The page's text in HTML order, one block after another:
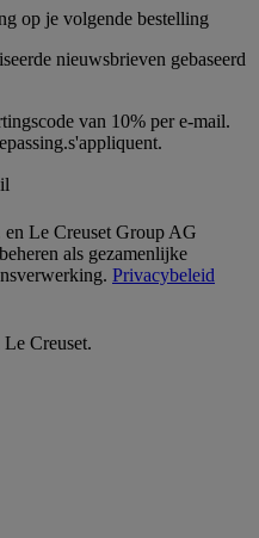
op je volgende bestelling
nieuwsbrieven gebaseerd
van 10% per e-mail.
Le Creuset Group AG
als gezamenlijke
Privacybeleid
Creuset.